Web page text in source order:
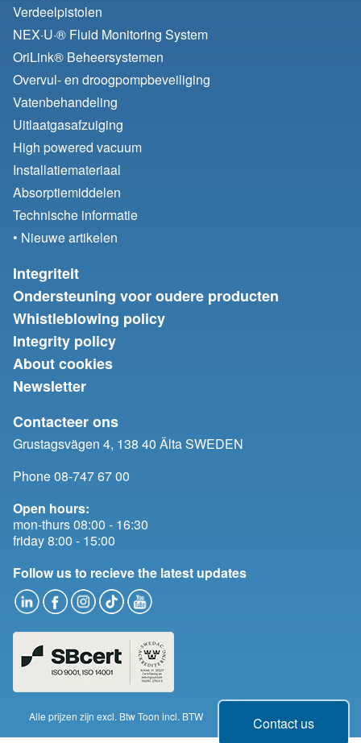
Contact us
Verdeelpistolen
NEX·U·® Fluid Monitoring System
OriLink® Beheersystemen
Overvul- en droogpompbeveiliging
Vatenbehandeling
Uitlaatgasafzuiging
High powered vacuum
Installatiemateriaal
Absorptiemiddelen
Technische informatie
• Nieuwe artikelen
Integriteit
Ondersteuning voor oudere producten
Whistleblowing policy
Integrity policy
About cookies
Newsletter
Contacteer ons
Grustagsvägen 4, 138 40 Älta SWEDEN
Phone 08-747 67 00
Open hours:
mon-thurs 08:00 - 16:30
friday 8:00 - 15:00
Follow us to recieve the latest updates
Alle prijzen zijn excl. BtwToon incl. BTW Change cookie consent